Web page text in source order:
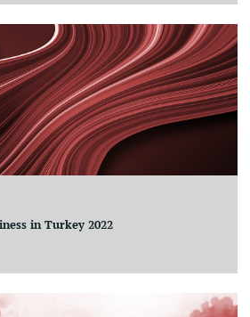
in Turkey 2022